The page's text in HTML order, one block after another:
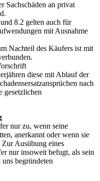
Sachschäden an privat
8.2 gelten auch für
mit Ausnahme
Nachteil des Käufers ist mit
diese mit Ablauf der
nach
gesetzlichen
nur zu, wenn seine
anerkannt oder wenn sie
Ausübung eines
nur insoweit befugt, als sein
begründeten